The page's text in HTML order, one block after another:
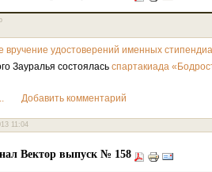
вручение удостоверений именных
Зауралья состоялась спартакиада
Добавить комментарий
11:04
Вектор выпуск № 158